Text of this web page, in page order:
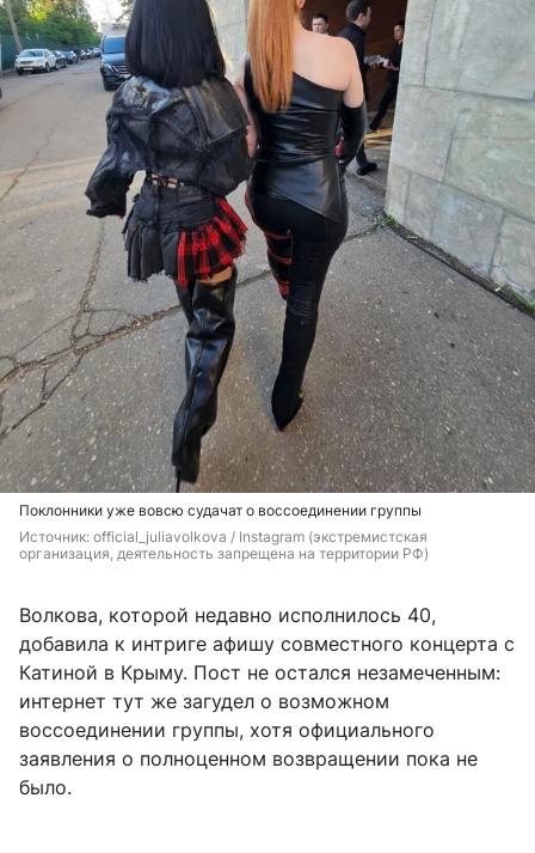
Поклонники уже вовсю судачат о воссоединении группы
Источник: official_juliavolkova / Instagram (экстремистская
организация, деятельность запрещена на территории РФ)
Волкова, которой недавно исполнилось 40,
добавила к интриге афишу совместного концерта с
Катиной в Крыму. Пост не остался незамеченным:
интернет тут же загудел о возможном
воссоединении группы, хотя официального
заявления о полноценном возвращении пока не
было.